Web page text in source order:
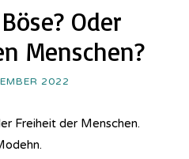
Oder
Menschen?
2022
Freiheit der Menschen.